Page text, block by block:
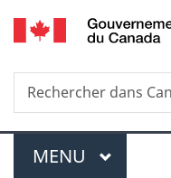
Recherche
Rechercher
dans
Menu
MENU PRINCIPAL